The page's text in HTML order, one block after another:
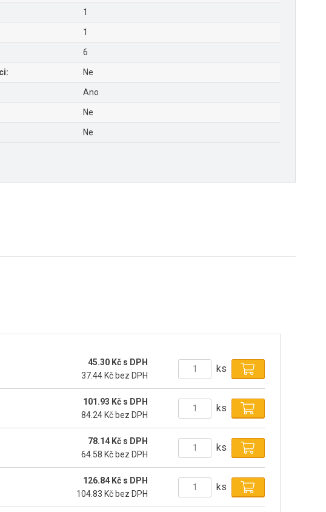
1
1
6
Ne
Ano
Ne
Ne
45.30 Kč s DPH
37.44 Kč bez DPH
ks
101.93 Kč s DPH
84.24 Kč bez DPH
ks
78.14 Kč s DPH
64.58 Kč bez DPH
ks
126.84 Kč s DPH
104.83 Kč bez DPH
ks